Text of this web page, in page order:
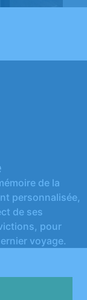
de la
personnalisée,
de ses
pour
voyage.